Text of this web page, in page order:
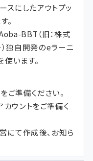
スにしたアウトプッ
。
BBT（旧：株式
独自開発のeラーニ
います。
ご準備ください。
ウントをご準備く
にて作成後、お知ら